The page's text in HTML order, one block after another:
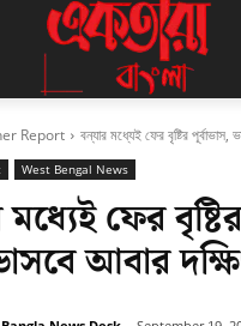
Report বন্যার মধ্যেই ফের বৃষ্টির পূর্বাভাস,
West Bengal News
মধ্যেই ফের
আবার